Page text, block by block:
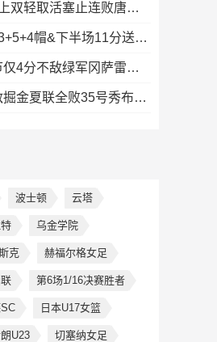
🏀夏联-热火5人上双轻取活塞止连败唐纳森20+8+10奥科里27分
🏀夏联-杨瀚森13+5+4帽&下半场11分送惊艳妙传开拓者力克掘金
🏀夏联-国王首节仅4分不敌绿军冈萨雷斯24+10+5塞纳克10+12
🏀夏联-雷霆不敌掘金夏联全败35号秀布拉齐尔32+6马拉14+7+6
波士顿 云塔
乌金学院
克 赫福尔格女足
第6场1/16决赛胜者
日本U17女篮
U23 切塞纳女足